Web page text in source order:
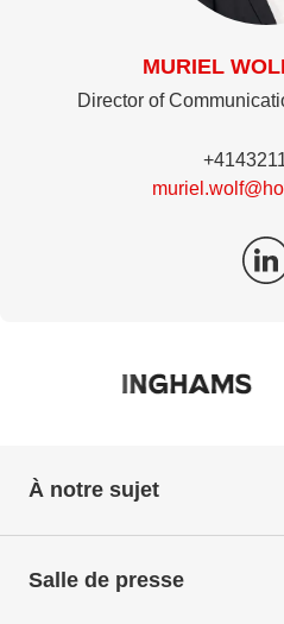
MURIEL
Director of
À notre sujet
Salle de presse